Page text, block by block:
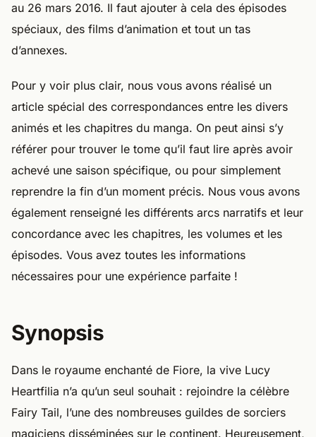
au 26 mars 2016. Il faut ajouter à cela des épisodes
spéciaux, des films d’animation et tout un tas
d’annexes.
Pour y voir plus clair, nous vous avons réalisé un
article spécial des correspondances entre les divers
animés et les chapitres du manga. On peut ainsi s’y
référer pour trouver le tome qu’il faut lire après avoir
achevé une saison spécifique, ou pour simplement
reprendre la fin d’un moment précis. Nous vous avons
également renseigné les différents arcs narratifs et leur
concordance avec les chapitres, les volumes et les
épisodes. Vous avez toutes les informations
nécessaires pour une expérience parfaite !
Synopsis
Dans le royaume enchanté de Fiore, la vive Lucy
Heartfilia n’a qu’un seul souhait : rejoindre la célèbre
Fairy Tail, l’une des nombreuses guildes de sorciers
magiciens disséminées sur le continent. Heureusement,